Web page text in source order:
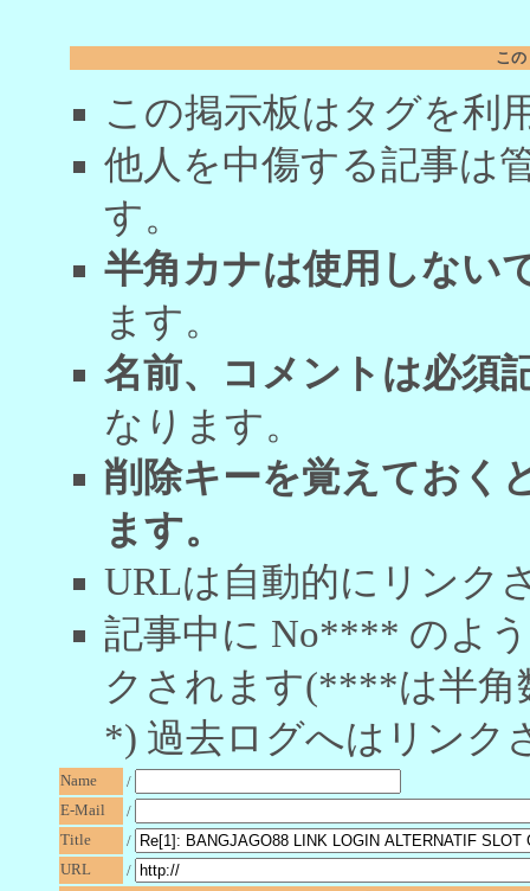
こ
この掲示板はタグを利
他人を中傷する記事は
す。
半角カナは使用しない
ます。
名前、コメントは必須
なります。
削除キーを覚えておく
ます。
URLは自動的にリンク
記事中に No**** のよ
クされます(****は半角
*) 過去ログへはリンク
Name
/
E-Mail
/
Title
/
URL
/